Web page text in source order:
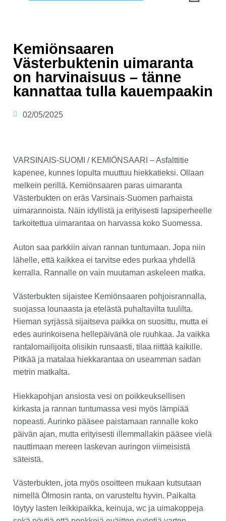
Kemiönsaaren
Västerbuktenin uimaranta
on harvinaisuus – tänne
kannattaa tulla kauempaakin
02/05/2025
VARSINAIS-SUOMI / KEMIÖNSAARI – Asfalttitie
kapenee, kunnes lopulta muuttuu hiekkatieksi. Ollaan
melkein perillä. Kemiönsaaren paras uimaranta
Västerbukten on eräs Varsinais-Suomen parhaista
uimarannoista. Näin idyllistä ja erityisesti lapsiperheelle
tarkoitettua uimarantaa on harvassa koko Suomessa.
Auton saa parkkiin aivan rannan tuntumaan. Jopa niin
lähelle, että kaikkea ei tarvitse edes purkaa yhdellä
kerralla. Rannalle on vain muutaman askeleen matka.
Västerbukten sijaistee Kemiönsaaren pohjoisrannalla,
suojassa lounaasta ja etelästä puhaltavilta tuulilta.
Hieman syrjässä sijaitseva paikka on suosittu, mutta ei
edes aurinkoisena hellepäivänä ole ruuhkaa. Ja vaikka
rantalomailijoita olisikin runsaasti, tilaa riittää kaikille.
Pitkää ja matalaa hiekkarantaa on useamman sadan
metrin matkalta.
Hiekkapohjan ansiosta vesi on poikkeuksellisen
kirkasta ja rannan tuntumassa vesi myös lämpiää
nopeasti. Aurinko pääsee paistamaan rannalle koko
päivän ajan, mutta erityisesti illemmallakin pääsee vielä
nauttimaan mereen laskevan auringon viimeisistä
säteistä.
Västerbukten, jota myös osoitteen mukaan kutsutaan
nimellä Ölmosin ranta, on varusteltu hyvin. Paikalta
löytyy lasten leikkipaikka, keinuja, wc ja uimakoppeja